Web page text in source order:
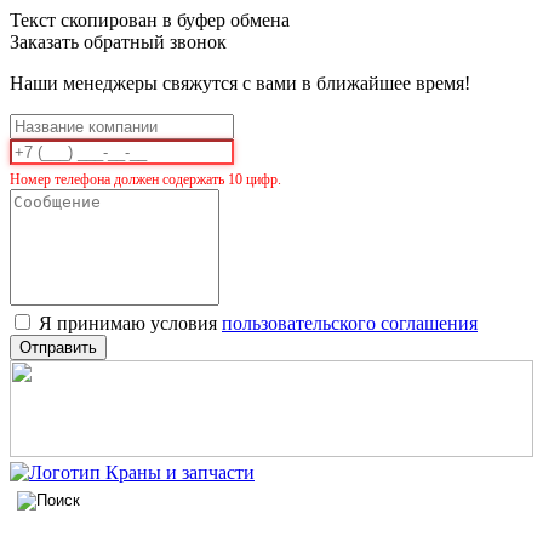
Текст скопирован в буфер обмена
Заказать обратный звонок
Наши менеджеры свяжутся с вами в ближайшее время!
Номер телефона должен содержать 10 цифр.
Я принимаю условия пользовательского соглашения
Отправить